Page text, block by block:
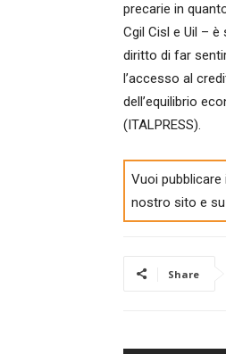
precarie in
Cgil Cisl e Uil –
diritto di far
l’accesso al
dell’equilibrio
(ITALPRESS).
Vuoi
nostro sito e
Share